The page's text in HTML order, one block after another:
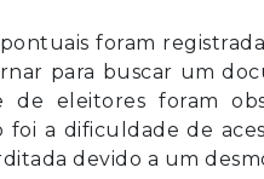
foram
para buscar um
de eleitores foram
a dificuldade de
devido a um